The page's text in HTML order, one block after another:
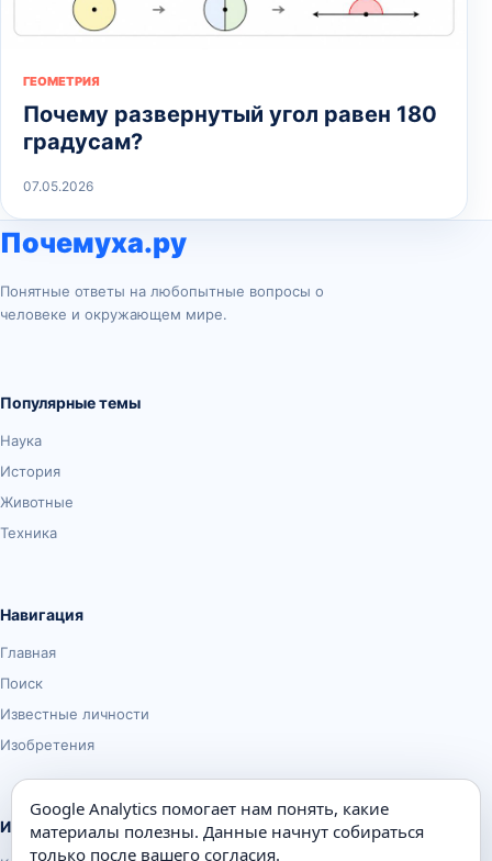
ГЕОМЕТРИЯ
Почему развернутый угол равен 180
градусам?
07.05.2026
Почемуха.ру
Понятные ответы на любопытные вопросы о
человеке и окружающем мире.
Популярные темы
Наука
История
Животные
Техника
Навигация
Главная
Поиск
Известные личности
Изобретения
Информация
Google Analytics помогает нам понять, какие
материалы полезны. Данные начнут собираться
только после вашего согласия.